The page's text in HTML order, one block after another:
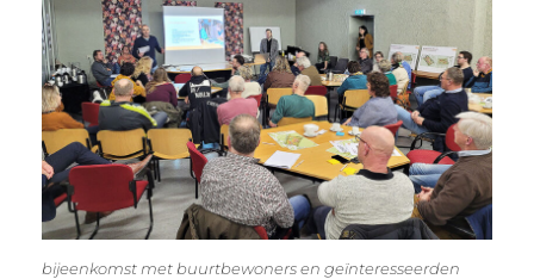
bijeenkomst met buurtbewoners en geïnteresseerden